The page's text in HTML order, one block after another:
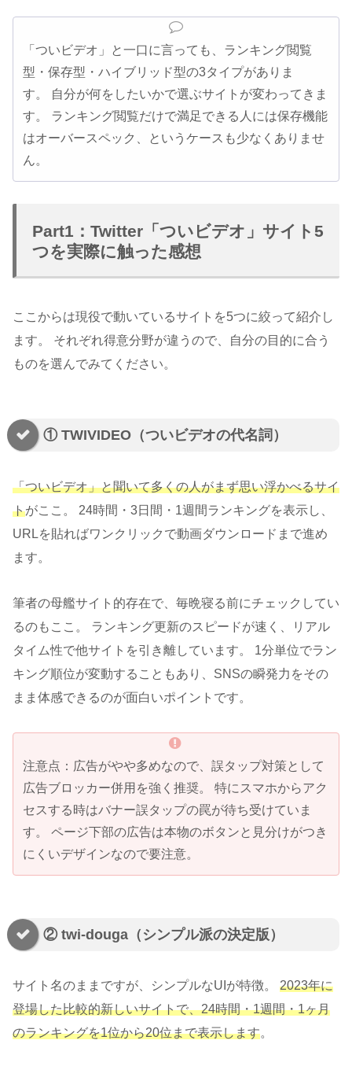
「ついビデオ」と一口に言っても、ランキング閲覧
型・保存型・ハイブリッド型の3タイプがありま
す。 自分が何をしたいかで選ぶサイトが変わってきま
す。 ランキング閲覧だけで満足できる人には保存機能
はオーバースペック、というケースも少なくありませ
ん。
Part1：Twitter「ついビデオ」サイト5
つを実際に触った感想
ここからは現役で動いているサイトを5つに絞って紹介し
ます。 それぞれ得意分野が違うので、自分の目的に合う
ものを選んでみてください。
① TWIVIDEO（ついビデオの代名詞）
「ついビデオ」と聞いて多くの人がまず思い浮かべるサイ
トがここ。 24時間・3日間・1週間ランキングを表示し、
URLを貼ればワンクリックで動画ダウンロードまで進め
ます。
筆者の母艦サイト的存在で、毎晩寝る前にチェックしてい
るのもここ。 ランキング更新のスピードが速く、リアル
タイム性で他サイトを引き離しています。 1分単位でラン
キング順位が変動することもあり、SNSの瞬発力をその
まま体感できるのが面白いポイントです。
注意点：広告がやや多めなので、誤タップ対策として
広告ブロッカー併用を強く推奨。 特にスマホからアク
セスする時はバナー誤タップの罠が待ち受けていま
す。 ページ下部の広告は本物のボタンと見分けがつき
にくいデザインなので要注意。
② twi-douga（シンプル派の決定版）
サイト名のままですが、シンプルなUIが特徴。 2023年に
登場した比較的新しいサイトで、24時間・1週間・1ヶ月
のランキングを1位から20位まで表示します。